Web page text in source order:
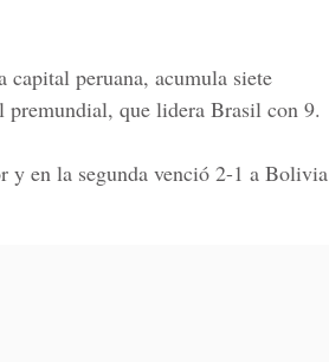
peruana, acumula siete
premundial, que lidera Brasil con 9.
y en la segunda venció 2-1 a Bolivia